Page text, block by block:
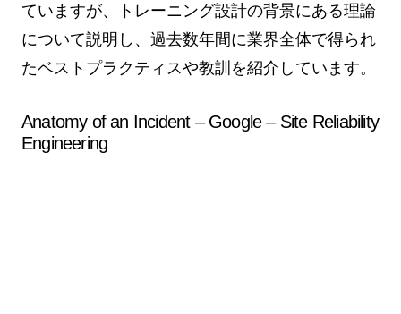
ていますが、トレーニング設計の背景にある理論
について説明し、過去数年間に業界全体で得られ
たベストプラクティスや教訓を紹介しています。
Anatomy of an Incident – Google – Site Reliability
Engineering